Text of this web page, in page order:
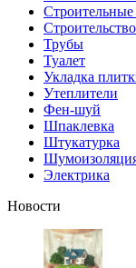
Строительство
Трубы
Туалет
Укладка
Утеплители
Фен-шуй
Шпаклевка
Штукатурка
Электрика
Новости